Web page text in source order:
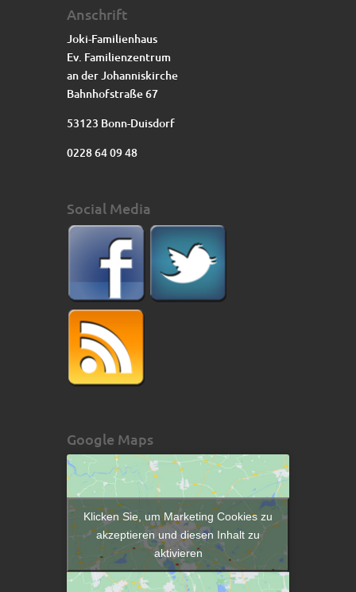
Anschrift
Joki-Familienhaus
Ev. Familienzentrum
an der Johanniskirche
Bahnhofstraße 67
53123 Bonn-Duisdorf
0228 64 09 48
Social Media
Google Maps
Klicken Sie, um Marketing Cookies zu
akzeptieren und diesen Inhalt zu
aktivieren